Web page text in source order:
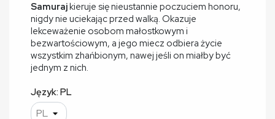
Samurajkieruje się nieustannie poczuciem honoru,
nigdy nie uciekając przed walką. Okazuje
lekceważenie osobom małostkowym i
bezwartościowym, a jego miecz odbiera życie
wszystkim zhańbionym, nawej jeśli on miałby być
jednym z nich.
Język: PL